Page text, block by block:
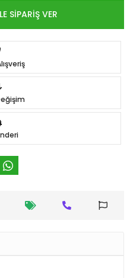
SİPARİŞ VER